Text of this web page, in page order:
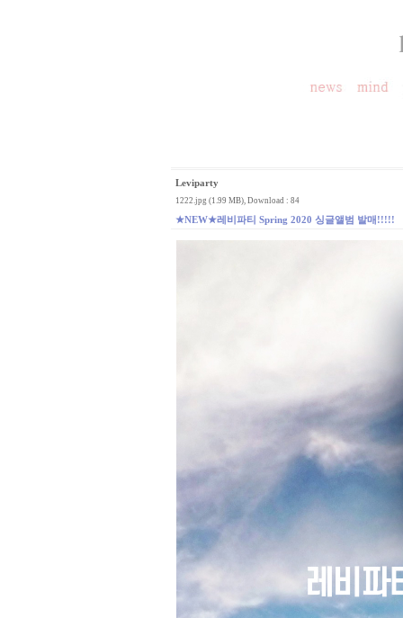
Leviparty
1222.jpg (1.99 MB), Download : 84
★NEW★레비파티 Spring 2020 싱글앨범 발매!!!!!